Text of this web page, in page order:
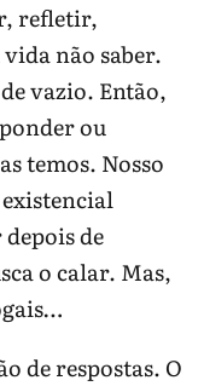
refletir,
não saber.
vazio. Então,
ou
temos. Nosso
de
o calar. Mas,
de respostas. O